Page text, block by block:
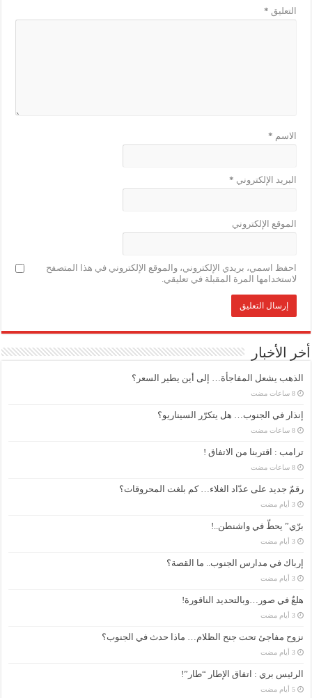
التعليق *
الاسم *
البريد الإلكتروني *
الموقع الإلكتروني
احفظ اسمي، بريدي الإلكتروني، والموقع الإلكتروني في هذا المتصفح
لاستخدامها المرة المقبلة في تعليقي.
أخر الأخبار
الذهب يشعل المفاجأة… إلى أين يطير السعر؟
‏8 ساعات مضت
إنذار في الجنوب… هل يتكرّر السيناريو؟
‏8 ساعات مضت
ترامب : اقتربنا من الاتفاق !
‏8 ساعات مضت
رقمٌ جديد على عدّاد الغلاء… كم بلغت المحروقات؟
‏3 أيام مضت
برّي” يحطّ في واشنطن..!
‏3 أيام مضت
إرباك في مدارس الجنوب.. ما القصة؟
‏3 أيام مضت
هلعٌ في صور…وبالتحديد الناقورة!
‏3 أيام مضت
نزوح مفاجئ تحت جنح الظلام… ماذا حدث في الجنوب؟
‏3 أيام مضت
الرئيس بري : اتفاق الإطار “طار”!
‏5 أيام مضت